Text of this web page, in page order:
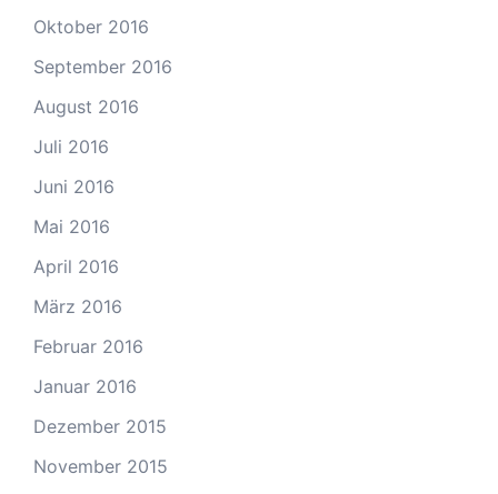
Oktober 2016
September 2016
August 2016
Juli 2016
Juni 2016
Mai 2016
April 2016
März 2016
Februar 2016
Januar 2016
Dezember 2015
November 2015